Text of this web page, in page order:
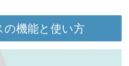
機能と使い方